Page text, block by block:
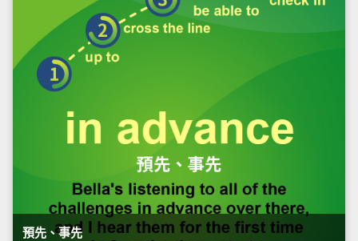
預先、事先